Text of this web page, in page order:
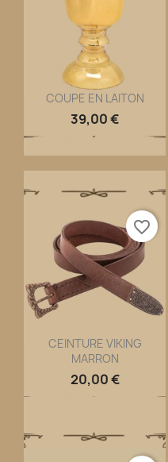
Aperçu rapide
COUPE EN LAITON
39,00 €
Aperçu rapide
CEINTURE VIKING
MARRON
20,00 €
favorite_border